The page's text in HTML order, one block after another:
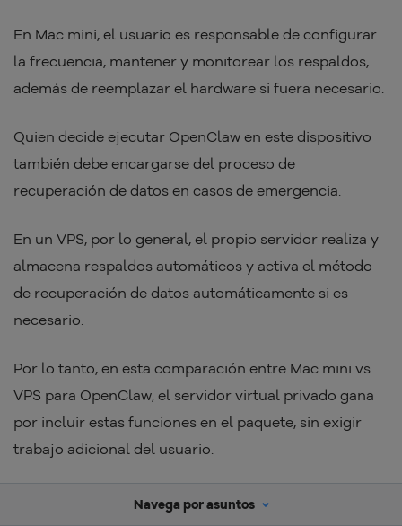
En Mac mini, el usuario es responsable de configurar
la frecuencia, mantener y monitorear los respaldos,
además de reemplazar el hardware si fuera necesario.
Quien decide ejecutar OpenClaw en este dispositivo
también debe encargarse del proceso de
recuperación de datos en casos de emergencia.
En un VPS, por lo general, el propio servidor realiza y
almacena respaldos automáticos y activa el método
de recuperación de datos automáticamente si es
necesario.
Por lo tanto, en esta comparación entre Mac mini vs
VPS para OpenClaw, el servidor virtual privado gana
por incluir estas funciones en el paquete, sin exigir
trabajo adicional del usuario.
Navega por asuntos